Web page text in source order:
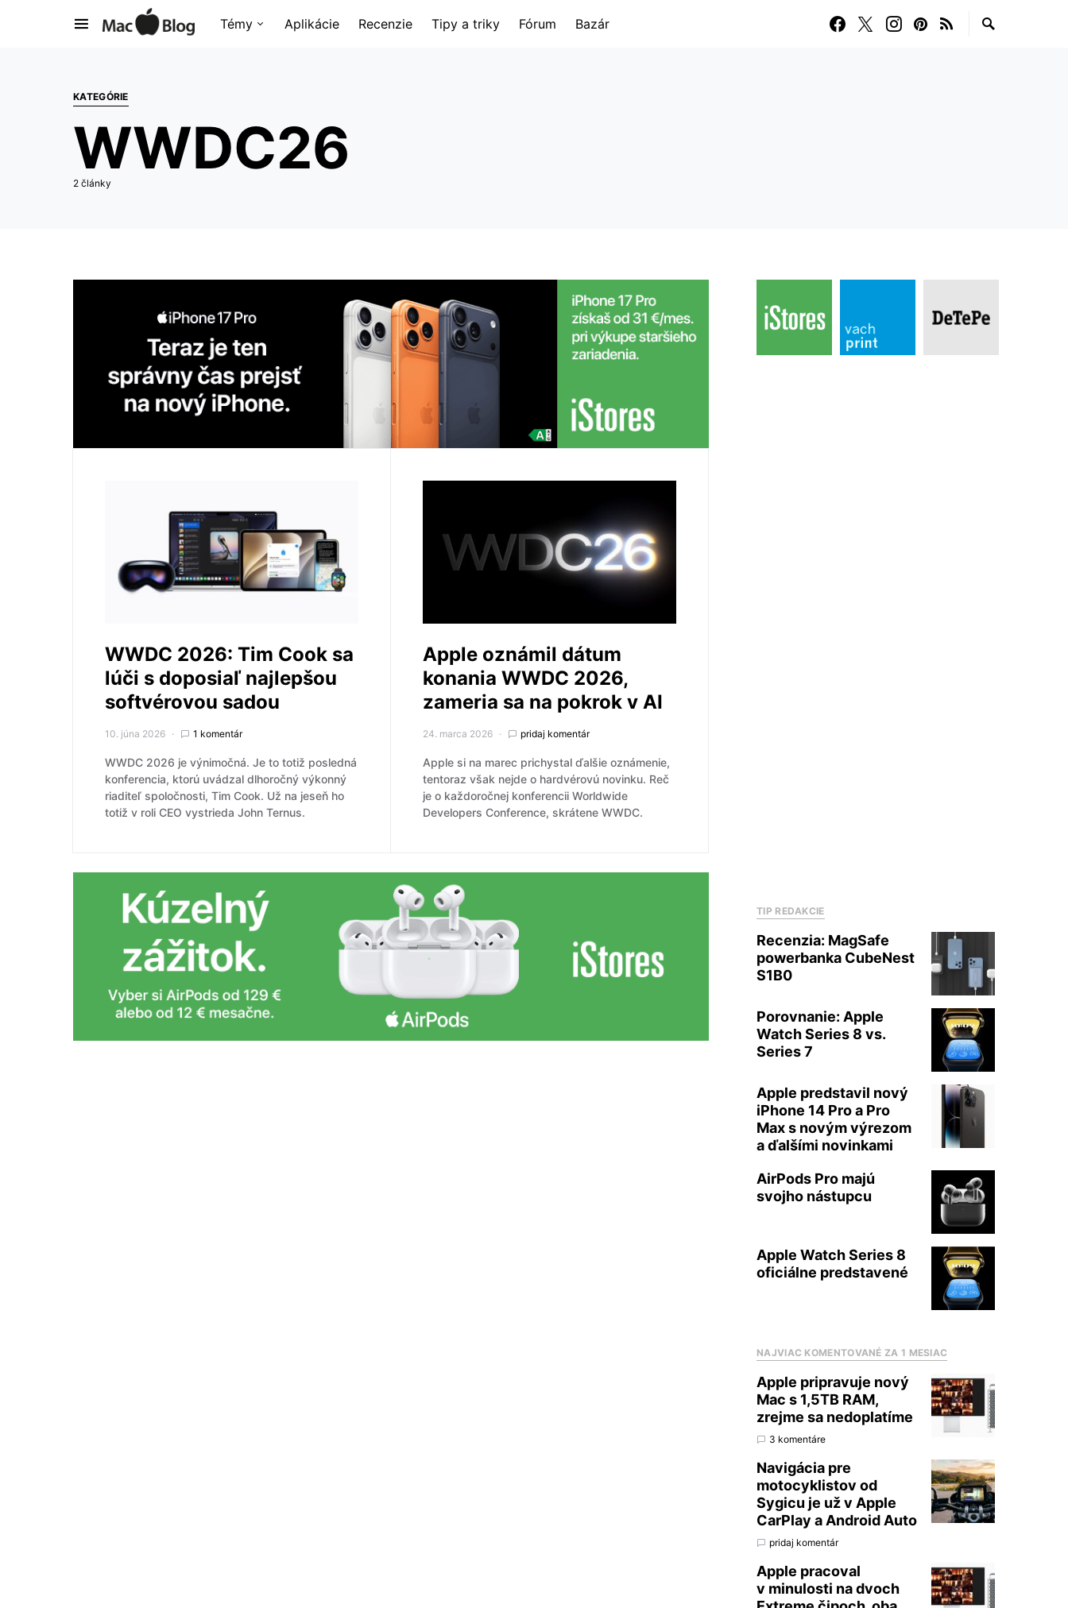
Témy Aplikácie Recenzie Tipy a triky Fórum Bazár
KATEGÓRIE
WWDC26
2 články
WWDC 2026: Tim Cook sa
lúči s doposiaľ najlepšou
softvérovou sadou
10. júna 2026 1 komentár
WWDC 2026 je výnimočná. Je to totiž posledná
konferencia, ktorú uvádzal dlhoročný výkonný
riaditeľ spoločnosti, Tim Cook. Už na jeseň ho
totiž v roli CEO vystrieda John Ternus.
Apple oznámil dátum
konania WWDC 2026,
zameria sa na pokrok v AI
24. marca 2026 pridaj komentár
Apple si na marec prichystal ďalšie oznámenie,
tentoraz však nejde o hardvérovú novinku. Reč
je o každoročnej konferencii Worldwide
Developers Conference, skrátene WWDC.
TIP REDAKCIE
Recenzia: MagSafe
powerbanka CubeNest
S1B0
Porovnanie: Apple
Watch Series 8 vs.
Series 7
Apple predstavil nový
iPhone 14 Pro a Pro
Max s novým výrezom
a ďalšími novinkami
AirPods Pro majú
svojho nástupcu
Apple Watch Series 8
oficiálne predstavené
NAJVIAC KOMENTOVANÉ ZA 1 MESIAC
Apple pripravuje nový
Mac s 1,5TB RAM,
zrejme sa nedoplatíme
3 komentáre
Navigácia pre
motocyklistov od
Sygicu je už v Apple
CarPlay a Android Auto
pridaj komentár
Apple pracoval
v minulosti na dvoch